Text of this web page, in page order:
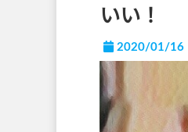
いい！
2020/01/16